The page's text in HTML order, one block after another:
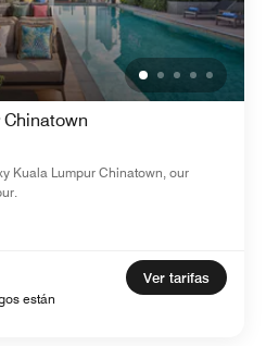
Kuala Lumpur Chinatown, our
están
Ver tarifas